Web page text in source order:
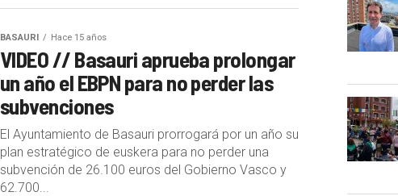
BASAURI Hace 15 años
VIDEO // Basauri aprueba prolongar
un año el EBPN para no perder las
subvenciones
El Ayuntamiento de Basauri prorrogará por un año su
plan estratégico de euskera para no perder una
subvención de 26.100 euros del Gobierno Vasco y
62.700...